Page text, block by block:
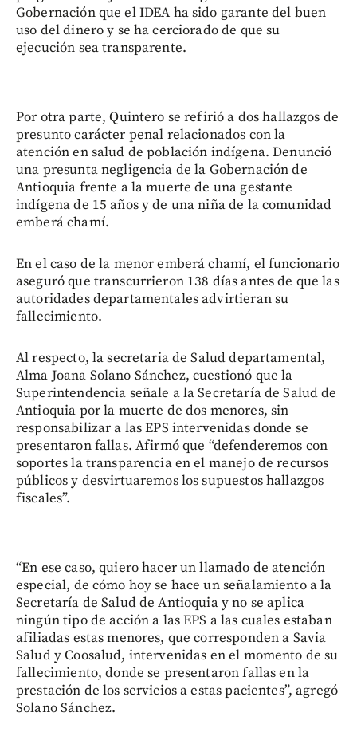
Gobernación que el IDEA ha sido garante del buen
uso del dinero y se ha cerciorado de que su
ejecución sea transparente.
Por otra parte, Quintero se refirió a dos hallazgos de
presunto carácter penal relacionados con la
atención en salud de población indígena. Denunció
una presunta negligencia de la Gobernación de
Antioquia frente a la muerte de una gestante
indígena de 15 años y de una niña de la comunidad
emberá chamí.
En el caso de la menor emberá chamí, el funcionario
aseguró que transcurrieron 138 días antes de que las
autoridades departamentales advirtieran su
fallecimiento.
Al respecto, la secretaria de Salud departamental,
Alma Joana Solano Sánchez, cuestionó que la
Superintendencia señale a la Secretaría de Salud de
Antioquia por la muerte de dos menores, sin
responsabilizar a las EPS intervenidas donde se
presentaron fallas. Afirmó que “defenderemos con
soportes la transparencia en el manejo de recursos
públicos y desvirtuaremos los supuestos hallazgos
fiscales”.
“En ese caso, quiero hacer un llamado de atención
especial, de cómo hoy se hace un señalamiento a la
Secretaría de Salud de Antioquia y no se aplica
ningún tipo de acción a las EPS a las cuales estaban
afiliadas estas menores, que corresponden a Savia
Salud y Coosalud, intervenidas en el momento de su
fallecimiento, donde se presentaron fallas en la
prestación de los servicios a estas pacientes”, agregó
Solano Sánchez.